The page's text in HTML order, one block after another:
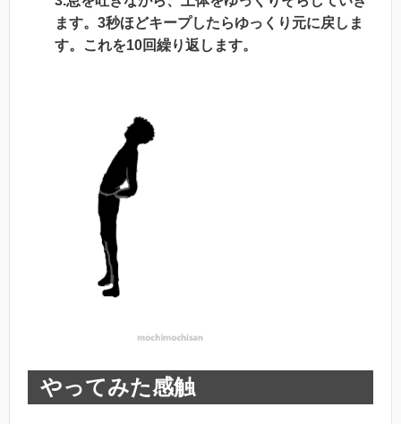
ます。3秒ほどキープしたらゆっくり元に戻しま
す。これを10回繰り返します。
やってみた感触